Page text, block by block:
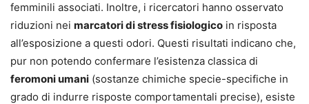
femminili associati. Inoltre, i ricercatori hanno osservato
riduzioni nei marcatori di stress fisiologico in risposta
all’esposizione a questi odori. Questi risultati indicano che,
pur non potendo confermare l’esistenza classica di
feromoni umani (sostanze chimiche specie-specifiche in
grado di indurre risposte comportamentali precise), esiste